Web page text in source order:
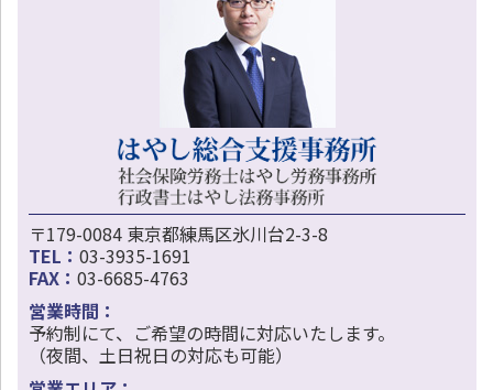
〒179-0084 東京都練馬区氷川台2-3-8
TEL： 03-3935-1691
FAX： 03-6685-4763
営業時間：
予約制にて、ご希望の時間に対応いたします。
（夜間、土日祝日の対応も可能）